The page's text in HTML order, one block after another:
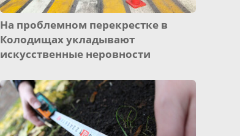
На проблемном перекрестке в
Колодищах укладывают
искусственные неровности